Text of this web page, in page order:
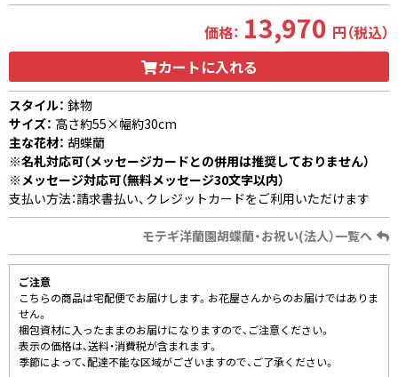
価格： 13,970 円（税込）
カートに入れる
スタイル： 鉢物
サイズ： 高さ約55×幅約30cm
主な花材： 胡蝶蘭
※名札対応可（メッセージカードとの併用は推奨しておりません）
※メッセージ対応可（無料メッセージ30文字以内）
支払い方法：請求書払い、クレジットカードをご利用いただけます
モテギ洋蘭園胡蝶蘭・お祝い(法人）一覧へ
ご注意
こちらの商品は宅配便でお届けします。お花屋さんからのお届けではありま
せん。
梱包資材に入ったままのお届けになりますので、ご注意ください。
表示の価格は、送料・消費税が含まれます。
季節によって、配達不能な区域がございますので、ご了承ください。